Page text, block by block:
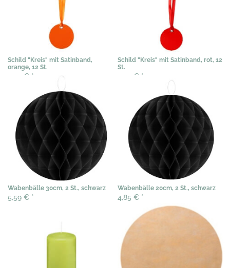
Schild "Kreis" mit Satinband,
orange, 12 St.
3,54 € *
Schild "Kreis" mit Satinband, rot, 12
St.
3,54 € *
Wabenbälle 30cm, 2 St., schwarz
5,59 € *
Wabenbälle 20cm, 2 St., schwarz
4,85 € *